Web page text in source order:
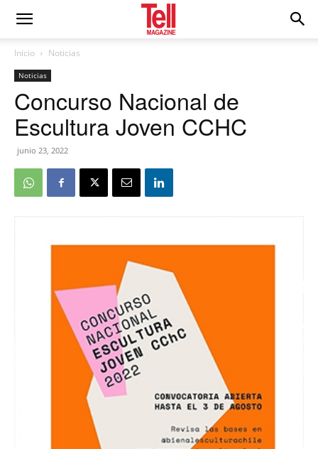
Inicio Noticias
Noticias
Concurso Nacional de
Escultura Joven CCHC
junio 23, 2022